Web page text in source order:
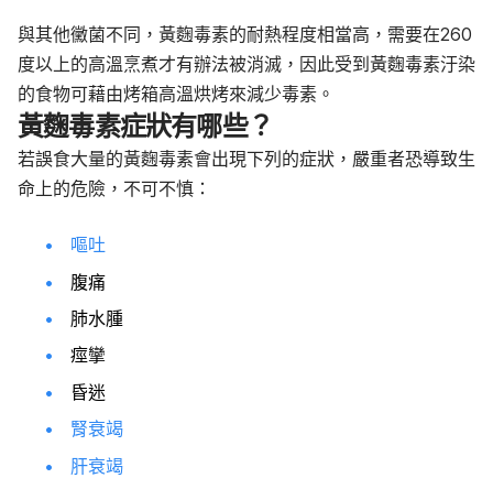
與其他黴菌不同，黃麴毒素的耐熱程度相當高，需要在260
度以上的高溫烹煮才有辦法被消滅，因此受到黃麴毒素汙染
的食物可藉由烤箱高溫烘烤來減少毒素。
黃麴毒素症狀有哪些？
若誤食大量的黃麴毒素會出現下列的症狀，嚴重者恐導致生
命上的危險，不可不慎：
嘔吐
腹痛
肺水腫
痙攣
昏迷
腎衰竭
肝衰竭